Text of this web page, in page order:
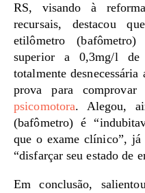
RS, visando à
recursais, destacou
etilômetro
superior a 0,3mg/l
totalmente
prova para
psicomotora. Alegou,
(bafômetro) é
que o exame clínico”,
“disfarçar seu estado de
Em conclusão,